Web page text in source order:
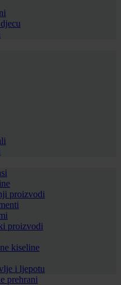
proizvodi
proizvodi
kiseline
i ljepotu
prehrani